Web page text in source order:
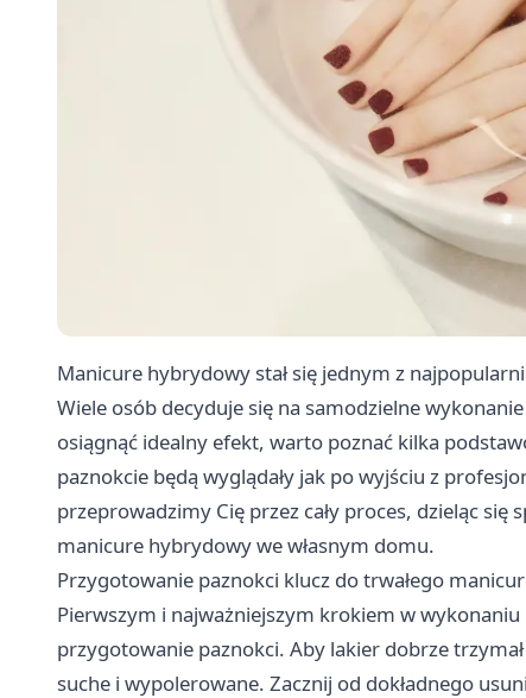
Manicure hybrydowy stał się jednym z
Wiele osób decyduje się na samodzielne
osiągnąć idealny efekt, warto poznać kilka
paznokcie będą wyglądały jak po wyjściu z
przeprowadzimy Cię przez cały proces, dzieląc
manicure hybrydowy we własnym domu.
Przygotowanie paznokci klucz do trwałego
Pierwszym i najważniejszym krokiem w
przygotowanie paznokci. Aby lakier dobrze
suche i wypolerowane. Zacznij od dokładnego